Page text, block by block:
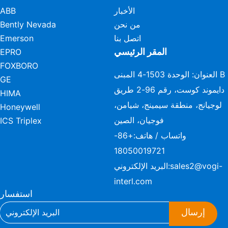
ABB
Bently Nevada
Emerson
EPRO
FOXBORO
GE
HIMA
Honeywell
ICS Triplex
الأخبار
من نحن
اتصل بنا
المقر الرئيسي
العنوان: الوحدة 1503-4 المبنى B
دايموند كوست، رقم 96-2 طريق
لوجيانج، منطقة سيمينج، شيامن،
فوجيان، الصين
واتساب / هاتف:
+86-
18050019721
البريد الإلكتروني:sales2@vogi-
interl.com
استفسار
إرسال